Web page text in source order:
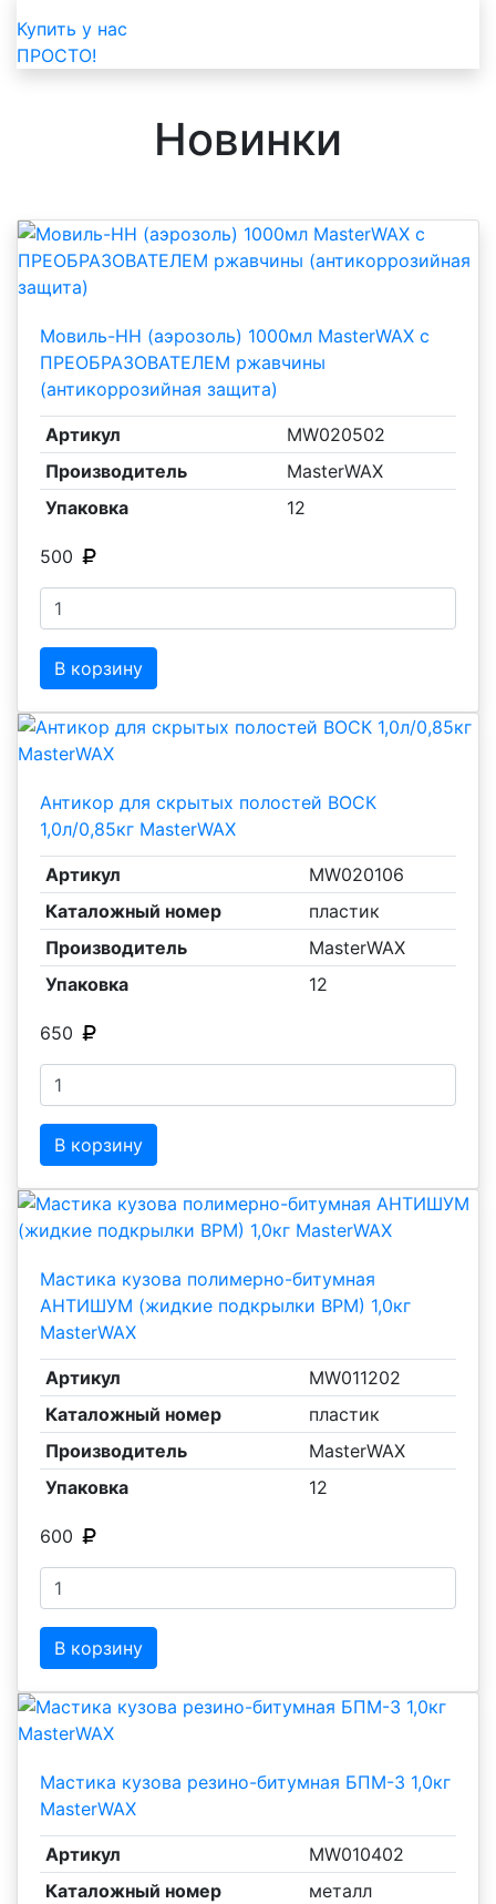
Купить у нас
ПРОСТО!
Новинки
Мовиль-НН (аэрозоль) 1000мл MasterWAX с
ПРЕОБРАЗОВАТЕЛЕМ ржавчины
(антикоррозийная защита)
Артикул
MW020502
Производитель
MasterWAX
Упаковка
12
500
В корзину
Антикор для скрытых полостей ВОСК
1,0л/0,85кг MasterWAX
Артикул
MW020106
Каталожный номер
пластик
Производитель
MasterWAX
Упаковка
12
650
В корзину
Мастика кузова полимерно-битумная
АНТИШУМ (жидкие подкрылки BPM) 1,0кг
MasterWAX
Артикул
MW011202
Каталожный номер
пластик
Производитель
MasterWAX
Упаковка
12
600
В корзину
Мастика кузова резино-битумная БПМ-3 1,0кг
MasterWAX
Артикул
MW010402
Каталожный номер
металл